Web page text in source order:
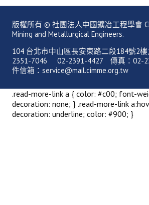
學會會史
學會會歌
學會會址沿革
學會組織與架構
架構圖
理監事會
版權所有 © 社團法人中國鑛冶工程學會
Mining and Metallurgical Engineers.
104 台北市中山區長安東路二段184號2
2351-7046 02-2391-4427 傳真：02-
件信箱：service@mail.cimme.org.tw
.read-more-link a { color: #c00; font-
decoration: none; } .read-more-link
decoration: underline; color: #900; }